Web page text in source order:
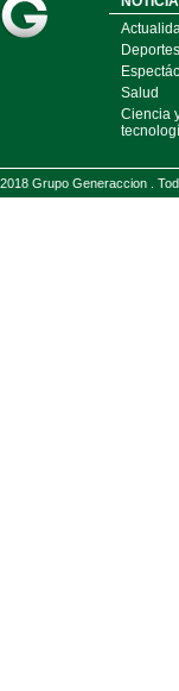
Deportes
Salud
Ciencia
2018 Grupo Generaccion .